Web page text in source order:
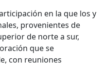
en la que los y
provenientes de
de norte a sur,
que se
con reuniones